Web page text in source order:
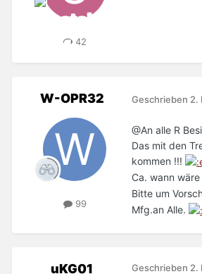
42
W-OPR32
99
Geschrieben 2.
@An alle R
Das mit den
kommen !!!
Ca. wann
Bitte um
Mfg.an Alle.
uKG01 Geschrieben 2.